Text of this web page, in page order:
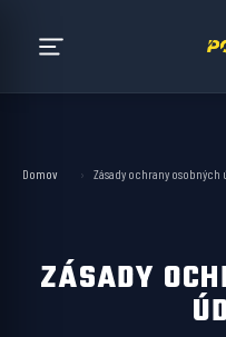
Domov › Zásady ochrany osobných
ZÁSADY